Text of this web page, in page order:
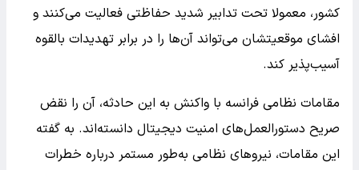
کشور، معمولا تحت تدابیر شدید حفاظتی فعالیت می‌کنند و
افشای موقعیتشان می‌تواند آن‌ها را در برابر تهدیدات بالقوه
آسیب‌پذیر کند.
مقامات نظامی فرانسه با واکنش به این حادثه، آن را نقض
صریح دستورالعمل‌های امنیت دیجیتال دانسته‌اند. به گفته
این مقامات، نیروهای نظامی به‌طور مستمر درباره خطرات